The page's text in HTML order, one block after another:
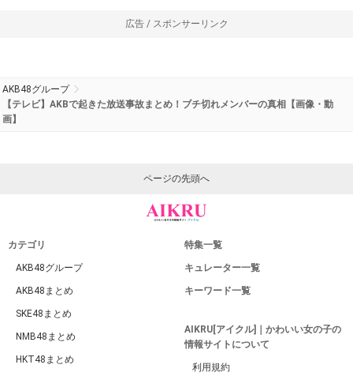
広告 / スポンサーリンク
AKB48グループ
【テレビ】AKBで起きた放送事故まとめ！ブチ切れメンバーの真相【画像・動
画】
ページの先頭へ
カテゴリ
AKB48グループ
AKB48まとめ
SKE48まとめ
NMB48まとめ
HKT48まとめ
特集一覧
キュレーター一覧
キーワード一覧
AIKRU[アイクル]｜かわいい女の子の
情報サイトについて
利用規約